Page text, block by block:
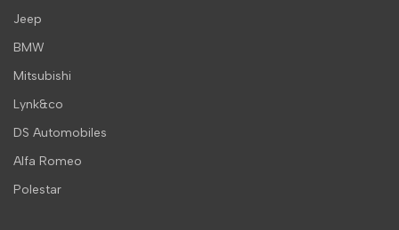
Jeep
BMW
Mitsubishi
Lynk&co
DS Automobiles
Alfa Romeo
Polestar